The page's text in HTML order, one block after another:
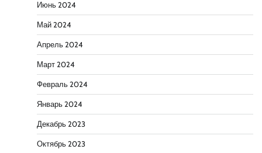
Июнь 2024
Май 2024
Апрель 2024
Март 2024
Февраль 2024
Январь 2024
Декабрь 2023
Октябрь 2023